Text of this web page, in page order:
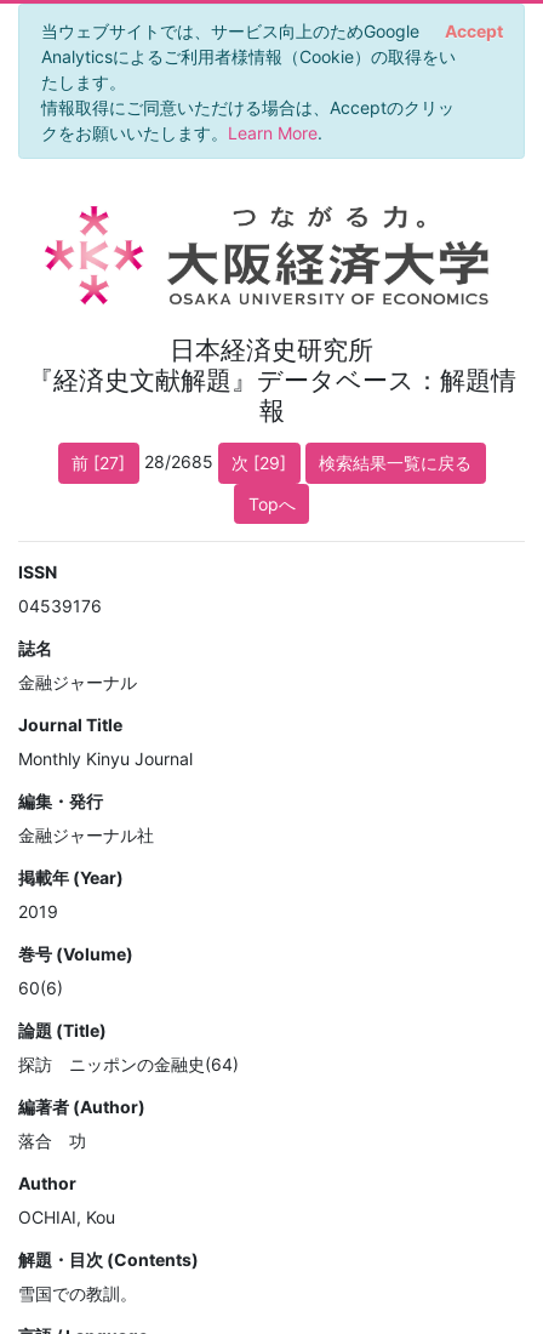
当ウェブサイトでは、サービス向上のためGoogle
Analyticsによるご利用者様情報（Cookie）の取得をい
たします。
情報取得にご同意いただける場合は、Acceptのクリッ
クをお願いいたします。 Learn More.
Accept
日本経済史研究所
『経済史文献解題』データベース：解題情
報
前 [27] 28/2685 次 [29]
検索結果一覧に戻る
Topへ
ISSN
04539176
誌名
金融ジャーナル
Journal Title
Monthly Kinyu Journal
編集・発行
金融ジャーナル社
掲載年 (Year)
2019
巻号 (Volume)
60(6)
論題 (Title)
探訪 ニッポンの金融史(64)
編著者 (Author)
落合 功
Author
OCHIAI, Kou
解題・目次 (Contents)
雪国での教訓。